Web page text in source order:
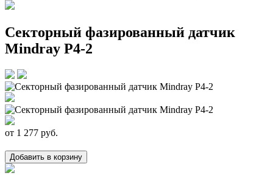
Секторный фазированный датчик
Mindray P4-2
от 1 277 руб.
Добавить в корзину